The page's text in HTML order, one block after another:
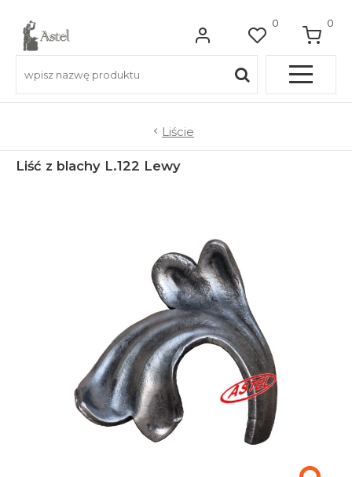
0 0
Do balkonów
Do bram wjazdowych
Akcesoria i narzędzia
Liście
Liść z blachy L.122 Lewy